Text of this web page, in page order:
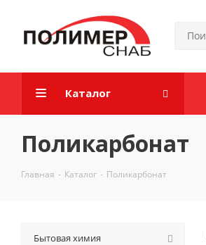
Каталог
Поликарбонат
Главная - Каталог - Поликарбонат
Бытовая химия